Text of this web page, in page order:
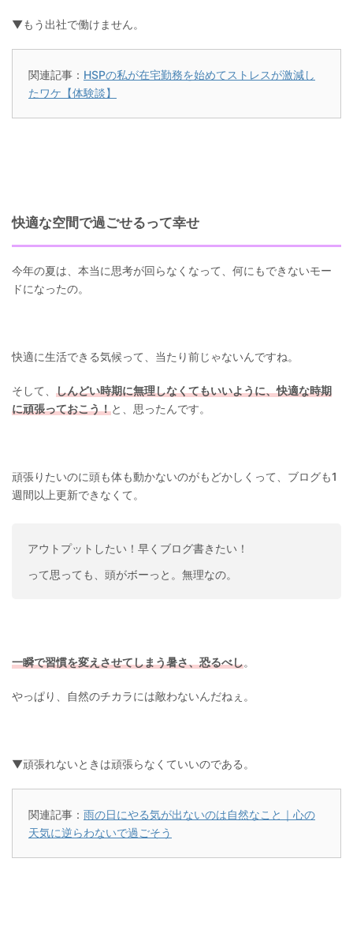
▼もう出社で働けません。
関連記事： HSPの私が在宅勤務を始めてストレスが激減し
たワケ【体験談】
快適な空間で過ごせるって幸せ
今年の夏は、本当に思考が回らなくなって、何にもできないモー
ドになったの。
快適に生活できる気候って、当たり前じゃないんですね。
そして、 しんどい時期に無理しなくてもいいように、快適な時期
に頑張っておこう！と、思ったんです。
頑張りたいのに頭も体も動かないのがもどかしくって、ブログも1
週間以上更新できなくて。
アウトプットしたい！早くブログ書きたい！
って思っても、頭がボーっと。無理なの。
一瞬で習慣を変えさせてしまう暑さ、恐るべし。
やっぱり、自然のチカラには敵わないんだねぇ。
▼頑張れないときは頑張らなくていいのである。
関連記事： 雨の日にやる気が出ないのは自然なこと｜心の
天気に逆らわないで過ごそう